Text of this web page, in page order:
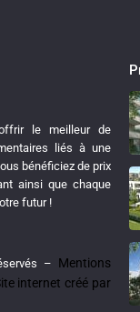
View My
le meilleur de
liés à une
bénéficiez de prix
ainsi que chaque
futur !
– Mentions
internet créé par